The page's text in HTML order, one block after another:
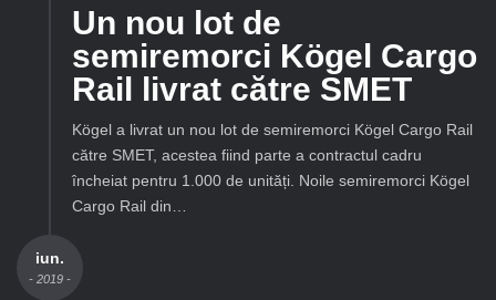
Un nou lot de
semiremorci Kögel Cargo
Rail livrat către SMET
Kögel a livrat un nou lot de semiremorci Kögel Cargo Rail
către SMET, acestea fiind parte a contractul cadru
încheiat pentru 1.000 de unități. Noile semiremorci Kögel
Cargo Rail din…
iun.
- 2019 -